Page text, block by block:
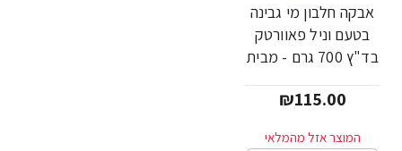
אבקה חלבון מי גבינה
בטעם וניל פאוורטק
בד"ץ 700 גרם - מבית
Nutrition
₪115.00